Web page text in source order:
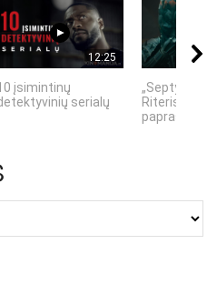
12:25
įsimintinų
serialų
„Septynių
Riteris" – kai